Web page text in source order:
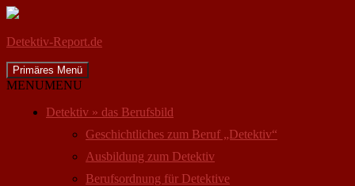
Detektiv-Report.de
Suchen
Primäres Menü
Inhalt
MENUMENU
Detektiv » das Berufsbild
Geschichtliches zum Beruf „Detektiv“
Ausbildung zum Detektiv
Berufsordnung für Detektive